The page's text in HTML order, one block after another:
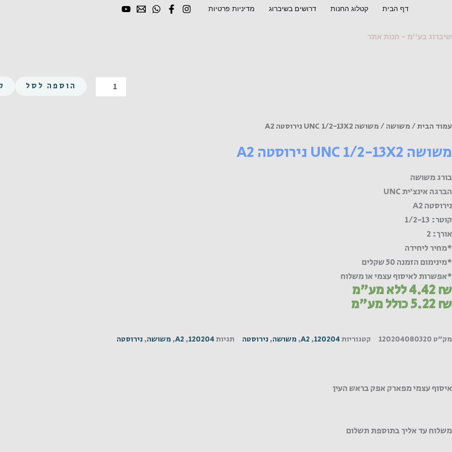
דף הבית קטלוג החנות דרושים בשיברוג מדיניות פרטיות
שיברוג בע"מ - חנות אתר
כמות
של
הוספה לסל
עמוד הבית/משושה/ משושה UNC 1/2-13X2 נירוסטה A2
משושה UNC 1/2-13X2 נירוסטה A2
בורג משושה
הברגה אינצ'ית UNC
נירוסטה A2
קוטר: 1/2-13
אורך: 2
*מחיר ליחידה
*מינימום הזמנה 50 שקלים
*אפשרות לאיסוף עצמי או משלוח
4.42₪ ללא מע"מ
5.22₪ כולל מע"מ
מק"ט 120204080320 קטגוריות120204
,
A2
, משושה, נירוסטה תגיות120204
,
A2
, משושה, נירוסטה
איסוף עצמי מפארק אפק בראש העין
משלוח עד אליך בתוספת תשלום